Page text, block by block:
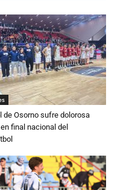
de Osorno sufre dolorosa
final nacional del